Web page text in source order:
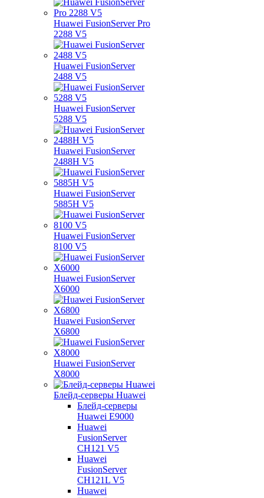
Huawei FusionServer Pro
2288 V5
Huawei FusionServer
2488 V5
Huawei FusionServer
5288 V5
Huawei FusionServer
2488H V5
Huawei FusionServer
5885H V5
Huawei FusionServer
8100 V5
Huawei FusionServer
X6000
Huawei FusionServer
X6800
Huawei FusionServer
X8000
Блейд-серверы Huawei
Блейд-серверы
Huawei E9000
Huawei
FusionServer
CH121 V5
Huawei
FusionServer
CH121L V5
Huawei